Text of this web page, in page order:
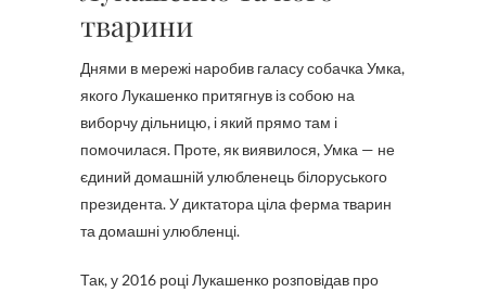
тварини
Днями в мережі наробив галасу собачка Умка,
якого Лукашенко притягнув із собою на
виборчу дільницю, і який прямо там і
помочилася. Проте, як виявилося, Умка — не
єдиний домашній улюбленець білоруського
президента. У диктатора ціла ферма тварин
та домашні улюбленці.
Так, у 2016 році Лукашенко розповідав про